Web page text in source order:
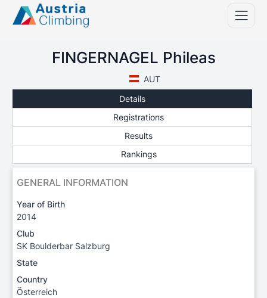
FINGERNAGEL Phileas
AUT
Details
Registrations
Results
Rankings
GENERAL INFORMATION
Year of Birth
2014
Club
SK Boulderbar Salzburg
State
Country
Österreich